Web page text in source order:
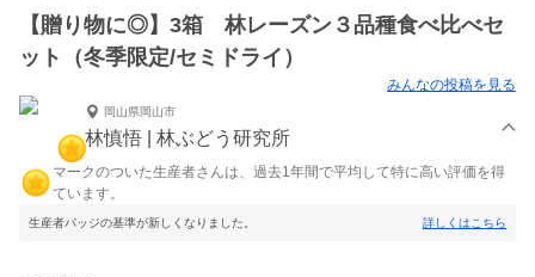
【贈り物に◎】3箱 林レーズン３品種食べ比べセ
ット（冬季限定/セミドライ）
みんなの投稿を見る
岡山県岡山市
林慎悟 | 林ぶどう研究所
マークのついた生産者さんは、過去1年間で平均して特に高い評価を得
ています。
生産者バッジの基準が新しくなりました。 詳しくはこちら